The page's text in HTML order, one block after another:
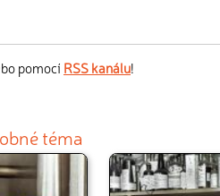
pomocí RSS kanálu!
téma